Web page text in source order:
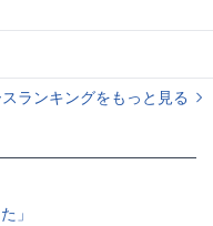
ランキングをもっと見る
」